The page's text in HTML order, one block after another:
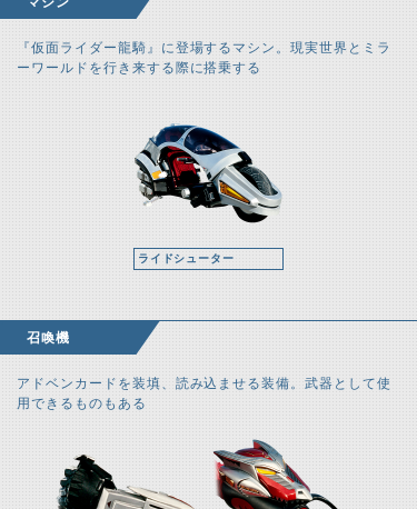
『仮面ライダー龍騎』に登場するマシン。現実世界とミラ
ーワールドを行き来する際に搭乗する
ライドシューター
召喚機
アドベンカードを装填、読み込ませる装備。武器として使
用できるものもある